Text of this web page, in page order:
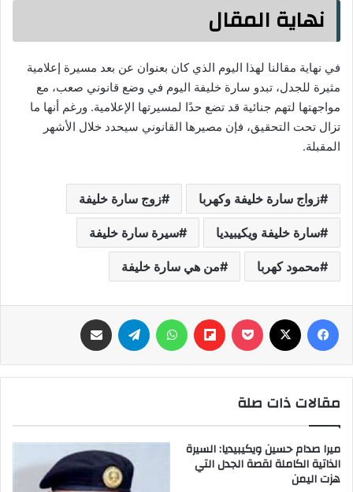
نهاية المقال
في نهاية مقالنا لهذا اليوم الذي كان بعنوان عن بعد مسيرة إعلامية
مثيرة للجدل، تبدو سارة خليفة اليوم في وضع قانوني صعب، مع
مواجهتها لتهم جنائية قد تضع حدًا لمسيرتها الإعلامية. ورغم أنها ما
تزال تحت التحقيق، فإن مصيرها القانوني سيحدد خلال الأشهر
المقبلة.
زواج سارة خليفة وكهربا زوج سارة خليفة
سارة خليفة ويكيبيديا سيرة سارة خليفة
محمود كهربا من هي سارة خليفة
فيسبوك ‫Pocket
Flipboard واتساب تيلقرام
مقالات ذات صلة
ميرا صدام حسين ويكيبيديا: السيرة
الذاتية الكاملة لقصة الجدل التي
هزت اليمن